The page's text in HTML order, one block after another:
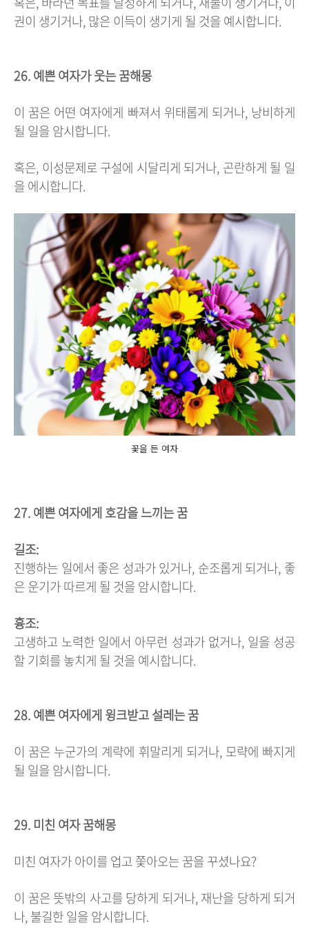
권이 생기거나, 많은 이득이 생기게 될 것을 예시합니다.
26. 예쁜 여자가 웃는 꿈해몽
이 꿈은 어떤 여자에게 빠져서 위태롭게 되거나, 낭비하게
될 일을 암시합니다.
혹은, 이성문제로 구설에 시달리게 되거나, 곤란하게 될 일
을 에시합니다.
꽃을 든 여자
27. 예쁜 여자에게 호감을 느끼는 꿈
길조:
진행하는 일에서 좋은 성과가 있거나, 순조롭게 되거나, 좋
은 운기가 따르게 될 것을 암시합니다.
흉조:
고생하고 노력한 일에서 아무런 성과가 없거나, 일을 성공
할 기회를 놓치게 될 것을 예시합니다.
28. 예쁜 여자에게 윙크받고 설레는 꿈
이 꿈은 누군가의 계략에 휘말리게 되거나, 모략에 빠지게
될 일을 암시합니다.
29. 미친 여자 꿈해몽
미친 여자가 아이를 업고 쫓아오는 꿈을 꾸셨나요?
이 꿈은 뜻밖의 사고를 당하게 되거나, 재난을 당하게 되거
나, 불길한 일을 암시합니다.